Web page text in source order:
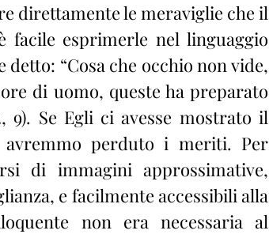
direttamente le meraviglie che il
facile esprimerle nel linguaggio
detto: “Cosa che occhio non vide,
di uomo, queste ha preparato
Se Egli ci avesse mostrato il
perduto i meriti. Per
di immagini approssimative,
e facilmente accessibili alla
non era necessaria al